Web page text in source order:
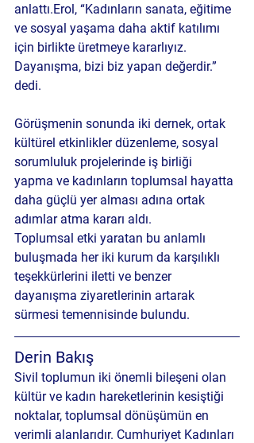
anlattı.Erol, “Kadınların sanata, eğitime
ve sosyal yaşama daha aktif katılımı
için birlikte üretmeye kararlıyız.
Dayanışma, bizi biz yapan değerdir.”
dedi.
Görüşmenin sonunda iki dernek, ortak
kültürel etkinlikler düzenleme, sosyal
sorumluluk projelerinde iş birliği
yapma ve kadınların toplumsal hayatta
daha güçlü yer alması adına ortak
adımlar atma kararı aldı.
Toplumsal etki yaratan bu anlamlı
buluşmada her iki kurum da karşılıklı
teşekkürlerini iletti ve benzer
dayanışma ziyaretlerinin artarak
sürmesi temennisinde bulundu.
Derin Bakış
Sivil toplumun iki önemli bileşeni olan
kültür ve kadın hareketlerinin kesiştiği
noktalar, toplumsal dönüşümün en
verimli alanlarıdır. Cumhuriyet Kadınları